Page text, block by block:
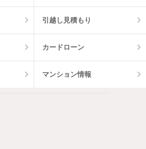
引越し見積もり
カードローン
マンション情報